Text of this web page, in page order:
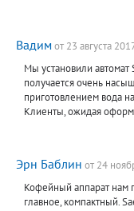
Вадимот 23 августа
Мы установили
получается очень
приготовлением вода
Клиенты, ожидая
Эрн Баблин от 24
Кофейный аппарат нам
главное, компактный.